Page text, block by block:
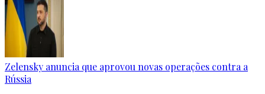
Zelensky anuncia que aprovou novas operações contra a
Rússia